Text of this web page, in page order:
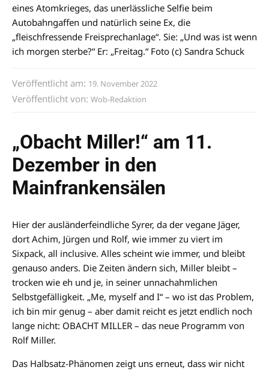
eines Atomkrieges, das unerlässliche Selfie beim
Autobahngaffen und natürlich seine Ex, die
„fleischfressende Freisprechanlage“. Sie: „Und was ist wenn
ich morgen sterbe?“ Er: „Freitag.“ Foto (c) Sandra Schuck
Veröffentlicht am: 19. November 2022
Veröffentlicht von: Wob-Redaktion
„Obacht Miller!“ am 11.
Dezember in den
Mainfrankensälen
Hier der ausländerfeindliche Syrer, da der vegane Jäger,
dort Achim, Jürgen und Rolf, wie immer zu viert im
Sixpack, all inclusive. Alles scheint wie immer, und bleibt
genauso anders. Die Zeiten ändern sich, Miller bleibt –
trocken wie eh und je, in seiner unnachahmlichen
Selbstgefälligkeit. „Me, myself and I“ – wo ist das Problem,
ich bin mir genug – aber damit reicht es jetzt endlich noch
lange nicht: OBACHT MILLER – das neue Programm von
Rolf Miller.
Das Halbsatz-Phänomen zeigt uns erneut, dass wir nicht